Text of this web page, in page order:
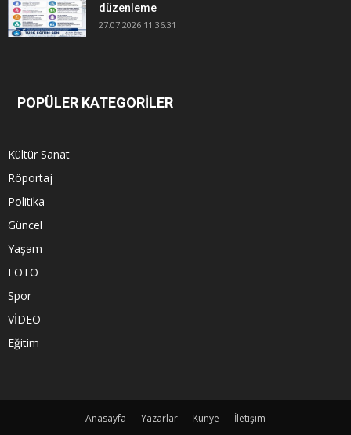
düzenleme
27.07.2026 11:36:31
POPÜLER KATEGORİLER
Kültür Sanat
Röportaj
Politika
Güncel
Yaşam
FOTO
Spor
VİDEO
Eğitim
Anasayfa Yazarlar Künye
İletişim